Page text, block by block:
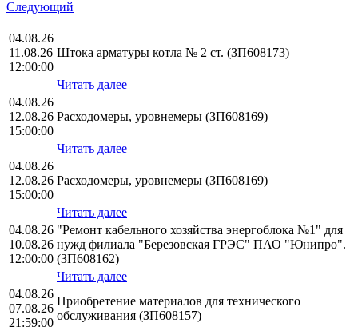
Следующий
04.08.26
11.08.26
12:00:00
Штока арматуры котла № 2 ст. (ЗП608173)
Читать далее
04.08.26
12.08.26
15:00:00
Расходомеры, уровнемеры (ЗП608169)
Читать далее
04.08.26
12.08.26
15:00:00
Расходомеры, уровнемеры (ЗП608169)
Читать далее
04.08.26
10.08.26
12:00:00
"Ремонт кабельного хозяйства энергоблока №1" для
нужд филиала "Березовская ГРЭС" ПАО "Юнипро".
(ЗП608162)
Читать далее
04.08.26
07.08.26
21:59:00
Приобретение материалов для технического
обслуживания (ЗП608157)